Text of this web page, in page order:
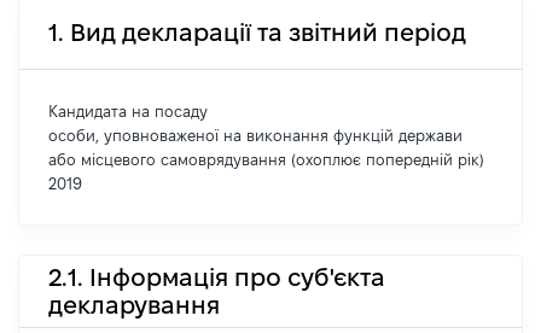
1. Вид декларації та звітний період
Кандидата на посаду
особи, уповноваженої на виконання функцій держави
або місцевого самоврядування (охоплює попередній рік)
2019
2.1. Інформація про суб'єкта
декларування